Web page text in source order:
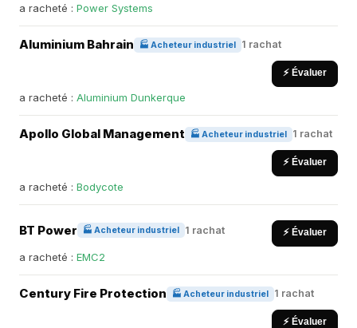
a racheté : Power Systems
Aluminium Bahrain 🏭 Acheteur industriel 1 rachat
⚡ Évaluer
a racheté : Aluminium Dunkerque
Apollo Global Management 🏭 Acheteur industriel 1 rachat
⚡ Évaluer
a racheté : Bodycote
BT Power 🏭 Acheteur industriel 1 rachat ⚡ Évaluer
a racheté : EMC2
Century Fire Protection 🏭 Acheteur industriel 1 rachat
⚡ Évaluer